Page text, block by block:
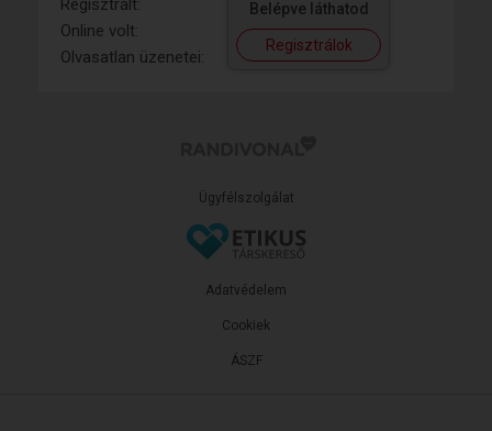
Regisztrált:
Online volt:
Olvasatlan üzenetei:
Belépve láthatod
Regisztrálok
Ügyfélszolgálat
ÁSZF
Adatvédelem
Cookiek